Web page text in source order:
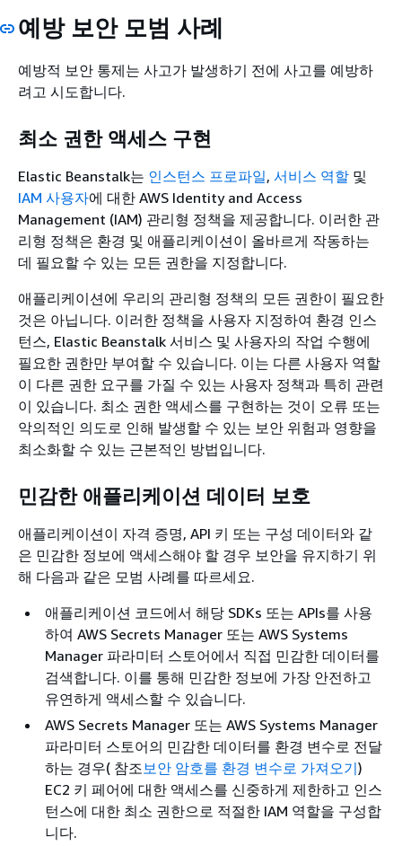
예방 보안 모범 사례
예방적 보안 통제는 사고가 발생하기 전에 사고를 예방하
려고 시도합니다.
최소 권한 액세스 구현
Elastic Beanstalk는 인스턴스 프로파일, 서비스 역할 및
IAM 사용자에 대한 AWS Identity and Access
Management (IAM) 관리형 정책을 제공합니다. 이러한 관
리형 정책은 환경 및 애플리케이션이 올바르게 작동하는
데 필요할 수 있는 모든 권한을 지정합니다.
애플리케이션에 우리의 관리형 정책의 모든 권한이 필요한
것은 아닙니다. 이러한 정책을 사용자 지정하여 환경 인스
턴스, Elastic Beanstalk 서비스 및 사용자의 작업 수행에
필요한 권한만 부여할 수 있습니다. 이는 다른 사용자 역할
이 다른 권한 요구를 가질 수 있는 사용자 정책과 특히 관련
이 있습니다. 최소 권한 액세스를 구현하는 것이 오류 또는
악의적인 의도로 인해 발생할 수 있는 보안 위험과 영향을
최소화할 수 있는 근본적인 방법입니다.
민감한 애플리케이션 데이터 보호
애플리케이션이 자격 증명, API 키 또는 구성 데이터와 같
은 민감한 정보에 액세스해야 할 경우 보안을 유지하기 위
해 다음과 같은 모범 사례를 따르세요.
애플리케이션 코드에서 해당 SDKs 또는 APIs를 사용
하여 AWS Secrets Manager 또는 AWS Systems
Manager 파라미터 스토어에서 직접 민감한 데이터를
검색합니다. 이를 통해 민감한 정보에 가장 안전하고
유연하게 액세스할 수 있습니다.
AWS Secrets Manager 또는 AWS Systems Manager
파라미터 스토어의 민감한 데이터를 환경 변수로 전달
하는 경우( 참조 보안 암호를 환경 변수로 가져오기)
EC2 키 페어에 대한 액세스를 신중하게 제한하고 인스
턴스에 대한 최소 권한으로 적절한 IAM 역할을 구성합
니다.